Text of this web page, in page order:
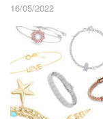
16/05/2022